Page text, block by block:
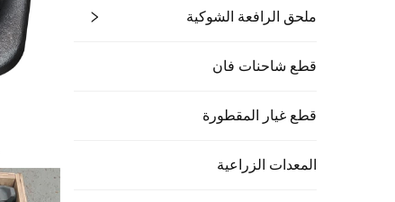
ملحق الرافعة الشوكية
قطع شاحنات فان
قطع غيار المقطورة
المعدات الزراعية